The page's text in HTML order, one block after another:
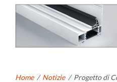
Home / Notizie / Progetto di